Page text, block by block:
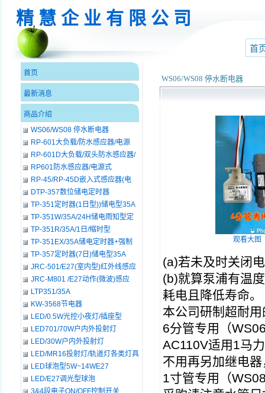
精 慧 企 业 有 限 公 司
首
WS06/WS08 停水断电器
观看大图
(a)若未及时关闭
(b)就算泵浦有温
耗电且降低寿命。
本公司研制超耐
6分管专用（
AC110V适用 1马
不用再另加继电
1寸管专用（
首页
最新消息
商品介绍
WS06/WS08 停水断电器
RP-601大负载/防水感应器/电源
RP-601D大负载/双头防水感应器/
电源式
RP601防水感应器/电源式
RP-45/RP-45D嵌入式感应器(电
源)
DTP-357数位储电定时器
TP-351定时器(1日型))储电型35A
TP-351W/35A/24H储电雨知型定
时器
TP-351R/35A/1日/缩时型
TP-351EX/35A储电定时器+强制
按钮ON
TP-357定时器(7日)储电型35A
JRC-501/E27(室内型)红外线感应
接头座
JRC-M801 /E27动作(微波)感应
LED灯泡
LTP351/35A
KW-3568节电器
LED/0.5W光控小夜灯/插座型
LED701/70W户内外投射灯
LED/30W户内外投射灯
LED/MR16投射灯/轨道灯各类灯具
LED球泡型5W~14WE27
LED/E27调光型球泡
3&4段电子ON/OFF控制开关